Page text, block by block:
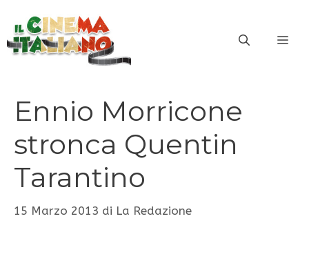
contenuto
Ennio Morricone
stronca Quentin
Tarantino
15 Marzo 2013 di La Redazione